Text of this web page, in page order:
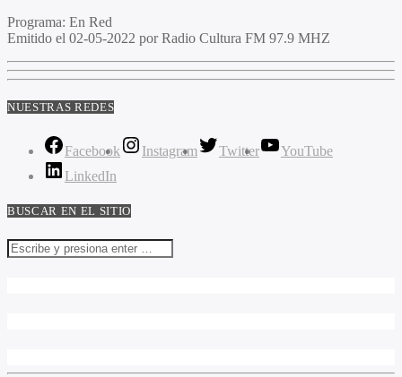
Programa: En Red
Emitido el 02-05-2022 por Radio Cultura FM 97.9 MHZ
NUESTRAS REDES
Facebook Instagram Twitter
YouTube
LinkedIn
BUSCAR EN EL SITIO